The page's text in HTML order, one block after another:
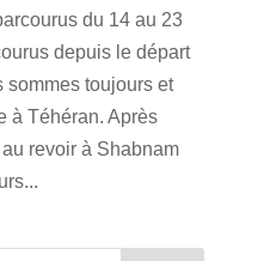
du 14 au 23
depuis le départ
sommes toujours et
à Téhéran. Après
revoir à Shabnam